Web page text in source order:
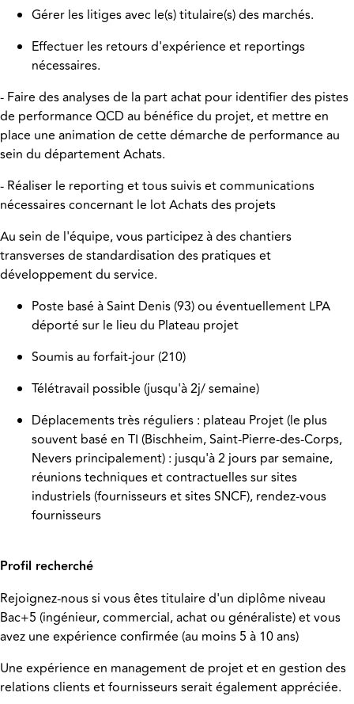
Gérer les litiges avec le(s) titulaire(s) des marchés.
Effectuer les retours d'expérience et reportings
nécessaires.
- Faire des analyses de la part achat pour identifier des pistes
de performance QCD au bénéfice du projet, et mettre en
place une animation de cette démarche de performance au
sein du département Achats.
- Réaliser le reporting et tous suivis et communications
nécessaires concernant le lot Achats des projets
Au sein de l'équipe, vous participez à des chantiers
transverses de standardisation des pratiques et
développement du service.
Poste basé à Saint Denis (93) ou éventuellement LPA
déporté sur le lieu du Plateau projet
Soumis au forfait-jour (210)
Télétravail possible (jusqu'à 2j/ semaine)
Déplacements très réguliers : plateau Projet (le plus
souvent basé en TI (Bischheim, Saint-Pierre-des-Corps,
Nevers principalement) : jusqu'à 2 jours par semaine,
réunions techniques et contractuelles sur sites
industriels (fournisseurs et sites SNCF), rendez-vous
fournisseurs
Profil recherché
Rejoignez-nous si vous êtes titulaire d'un diplôme niveau
Bac+5 (ingénieur, commercial, achat ou généraliste) et vous
avez une expérience confirmée (au moins 5 à 10 ans)
Une expérience en management de projet et en gestion des
relations clients et fournisseurs serait également appréciée.